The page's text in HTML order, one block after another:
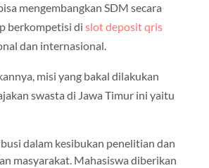
mengembangkan SDM secara
berkompetisi di slot deposit qris
dan internasional.
misi yang bakal dilakukan
swasta di Jawa Timur ini yaitu
dalam kesibukan penelitian dan
masyarakat. Mahasiswa diberikan